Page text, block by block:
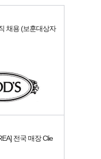
채용 (보훈대상자
전국 매장 Clie